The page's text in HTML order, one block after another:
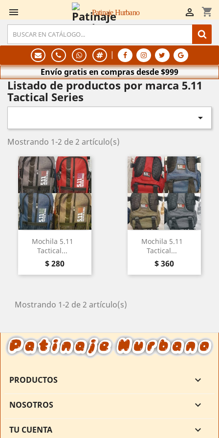
 shopping_cart

Patinaje Hurbano
|
Envío gratis en compras desde $999
Listado de productos por marca 5.11
Tactical Series

Mostrando 1-2 de 2 artículo(s)
Mochila 5.11
Tactical...
Precio
$ 280
Mochila 5.11
Tactical...
Precio
$ 360
Mostrando 1-2 de 2 artículo(s)
PRODUCTOS 
NOSOTROS 
TU CUENTA 